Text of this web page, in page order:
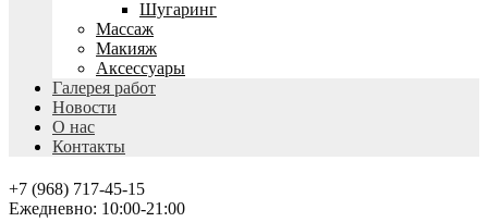
Шугаринг
Массаж
Макияж
Аксессуары
Галерея работ
Новости
О нас
Контакты
+7 (968) 717-45-15
Ежедневно: 10:00-21:00